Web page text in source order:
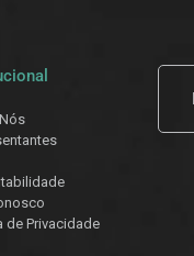
de Privacidade